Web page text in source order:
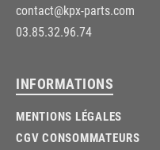
contact@kpx-parts.com
03.85.32.96.74
INFORMATIONS
MENTIONS LÉGALES
CGV CONSOMMATEURS